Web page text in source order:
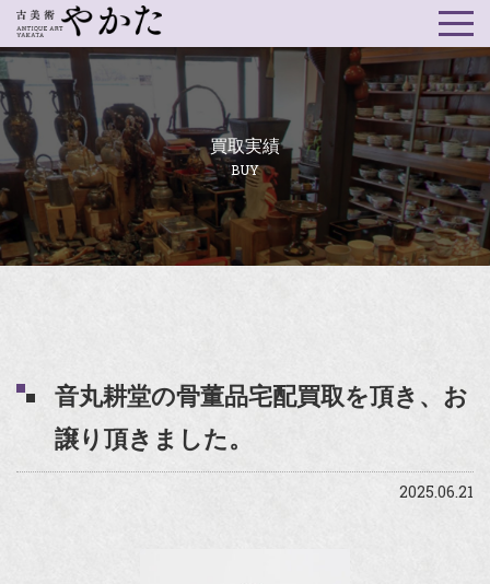
買取実績
BUY
音丸耕堂の骨董品宅配買取を頂き、お
譲り頂きました。
2025.06.21